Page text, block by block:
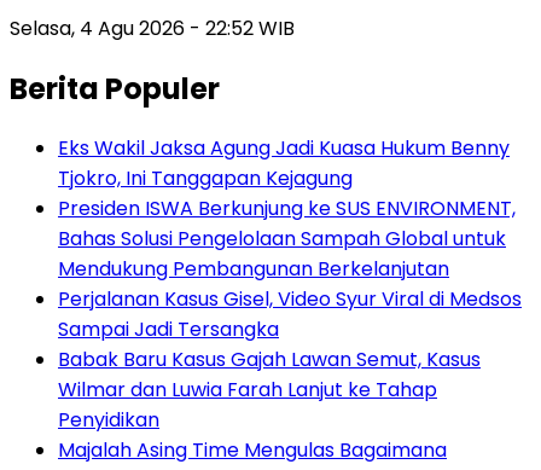
Selasa, 4 Agu 2026 - 22:52 WIB
Berita Populer
Eks Wakil Jaksa Agung Jadi Kuasa Hukum Benny
Tjokro, Ini Tanggapan Kejagung
Presiden ISWA Berkunjung ke SUS ENVIRONMENT,
Bahas Solusi Pengelolaan Sampah Global untuk
Mendukung Pembangunan Berkelanjutan
Perjalanan Kasus Gisel, Video Syur Viral di Medsos
Sampai Jadi Tersangka
Babak Baru Kasus Gajah Lawan Semut, Kasus
Wilmar dan Luwia Farah Lanjut ke Tahap
Penyidikan
Majalah Asing Time Mengulas Bagaimana